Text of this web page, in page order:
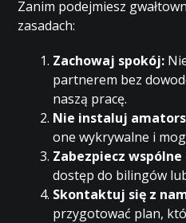
Zanim podejmiesz
zasadach:
Zachowaj spokój:
partnerem bez
naszą pracę.
Nie instaluj
one wykrywalne i
Zabezpiecz
dostęp do bilingów
Skontaktuj się z
przygotować plan,